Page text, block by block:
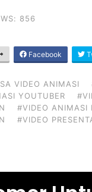
856
Facebook
VIDEO ANIMASI
YOUTUBER
#VIDEO ANIMASI
#VIDEO